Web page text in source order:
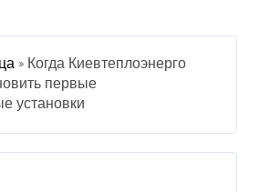
» Когда Киевтеплоэнерго
первые
установки